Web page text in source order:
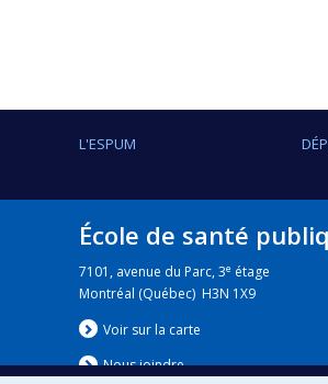
L'ESPUM
École de santé
7101, avenue du Parc, 3e étage
Montréal (Québec) H3N 1X9
Voir sur la carte
Nous joindre